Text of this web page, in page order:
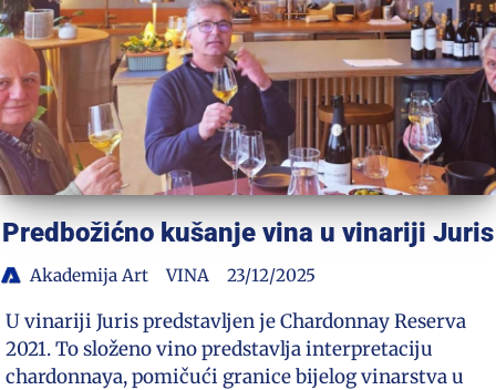
Predbožićno kušanje vina u vinariji Juris
Akademija Art VINA 23/12/2025
U vinariji Juris predstavljen je Chardonnay Reserva
2021. To složeno vino predstavlja interpretaciju
chardonnaya, pomičući granice bijelog vinarstva u